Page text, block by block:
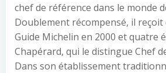
chef de référence dans le monde
Doublement récompensé, il reçoit
Guide Michelin en 2000 et quatre
Chapérard, qui le distingue Chef
Dans son établissement